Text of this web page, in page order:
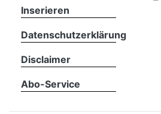
Inserieren
Datenschutzerklärung
Disclaimer
Abo-Service